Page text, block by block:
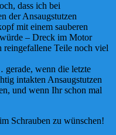
dass ich bei
der Ansaugstutzen
mit einem sauberen
– Dreck im Motor
reingefallene Teile noch viel
wenn die letzte
intakten Ansaugstutzen
und wenn Ihr schon mal
Schrauben zu wünschen!